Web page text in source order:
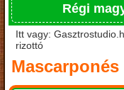
Régi
Itt vagy:
rizottó